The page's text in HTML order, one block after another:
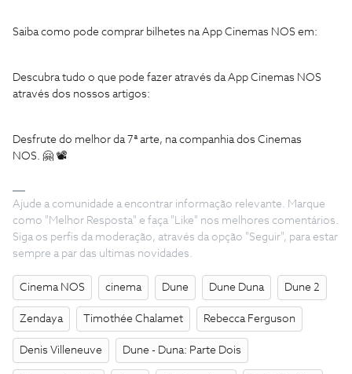
Saiba como pode comprar bilhetes na App Cinemas NOS em:
Descubra tudo o que pode fazer através da App Cinemas NOS
através dos nossos artigos:
Desfrute do melhor da 7ª arte, na companhia dos Cinemas
NOS. 🤗 📽
Ajude a comunidade a encontrar informação relevante. Marque
como "Melhor Resposta" e faça "Like" nos melhores comentários.
Siga os perfis da moderação, através da opção "Seguir", para estar
sempre a par das ultimas novidades.
Cinema NOS cinema Dune Dune Duna Dune 2
Zendaya Timothée Chalamet Rebecca Ferguson
Denis Villeneuve Dune - Duna: Parte Dois